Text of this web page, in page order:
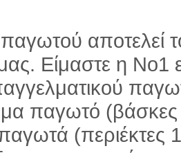
αποτελεί
Είμαστε η Νο1
παγωτό
παγωτά